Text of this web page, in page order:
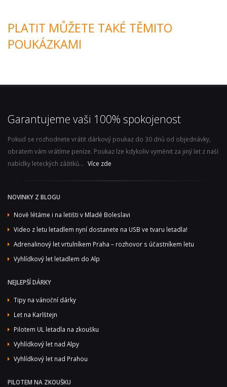
PLATIT MŮŽETE TAKÉ TĚMITO
POUKÁZKAMI
Garantujeme vaši 100% spokojenost
Pokud se rozhodnete vrátit dárkový poukaz do 30 dnů od objednávky,
obratem vám vrátíme peníze. Poukaz lze kdykoliv vyměnit za jiný let z naší
nabídky leteckých zážitků... Více zde
NOVINKY Z BLOGU
Nově létáme i na letišti v Mladé Boleslavi
Video z letu letadlem nyní dostanete na USB ve tvaru letadla!
Adrenalinový let vrtulníkem Praha – rozhovor s účastníkem letu
Vyhlídkový let letadlem do Alp
NEJLEPŠÍ DÁRKY
Tipy na vánoční dárky
Let na Karlštejn
Pilotem UL letadla na zkoušku
Vyhlídkový let nad Alpy
Vyhlídkový let nad Prahou
PILOTEM NA ZKOUŠKU